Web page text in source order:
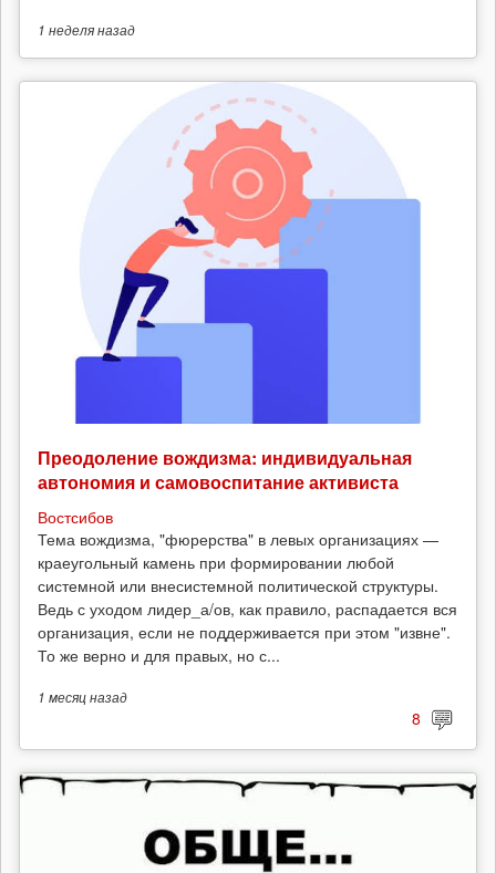
1 неделяназад
Преодоление вождизма: индивидуальная
автономия и самовоспитание активиста
Востсибов
Тема вождизма, "фюрерства" в левых организациях —
краеугольный камень при формировании любой
системной или внесистемной политической структуры.
Ведь с уходом лидер_а/ов, как правило, распадается вся
организация, если не поддерживается при этом "извне".
То же верно и для правых, но с...
1 месяцназад
8